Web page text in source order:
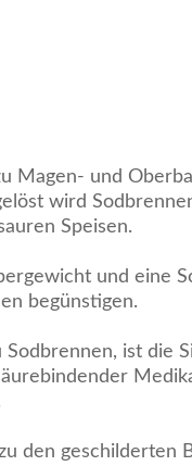
Magen- und
wird
Speisen.
und eine
begünstigen.
Sodbrennen, ist die
den geschilderten